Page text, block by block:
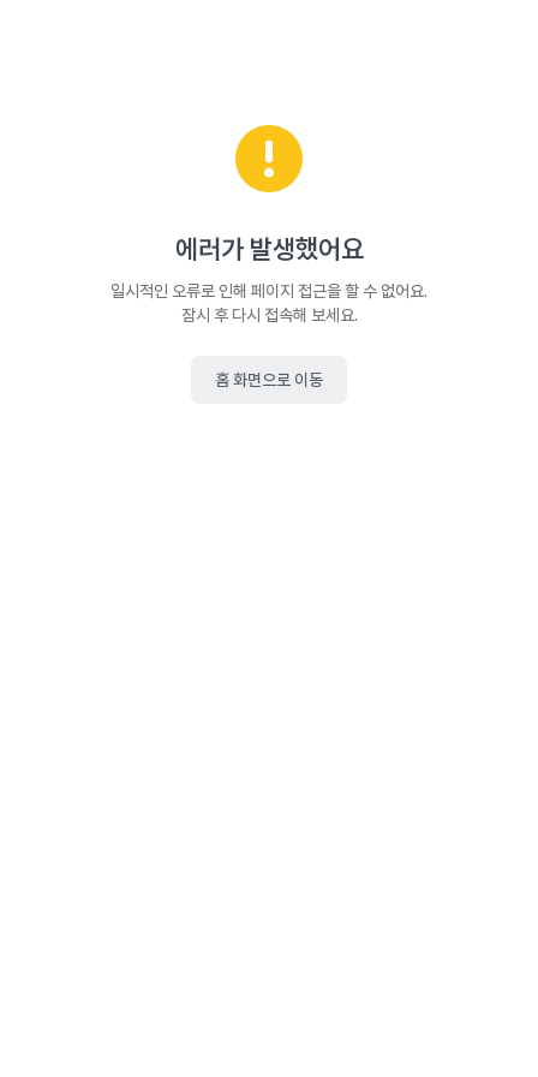
에러가 발생했어요
일시적인 오류로 인해 페이지 접근을 할 수 없어요.
잠시 후 다시 접속해 보세요.
홈 화면으로 이동